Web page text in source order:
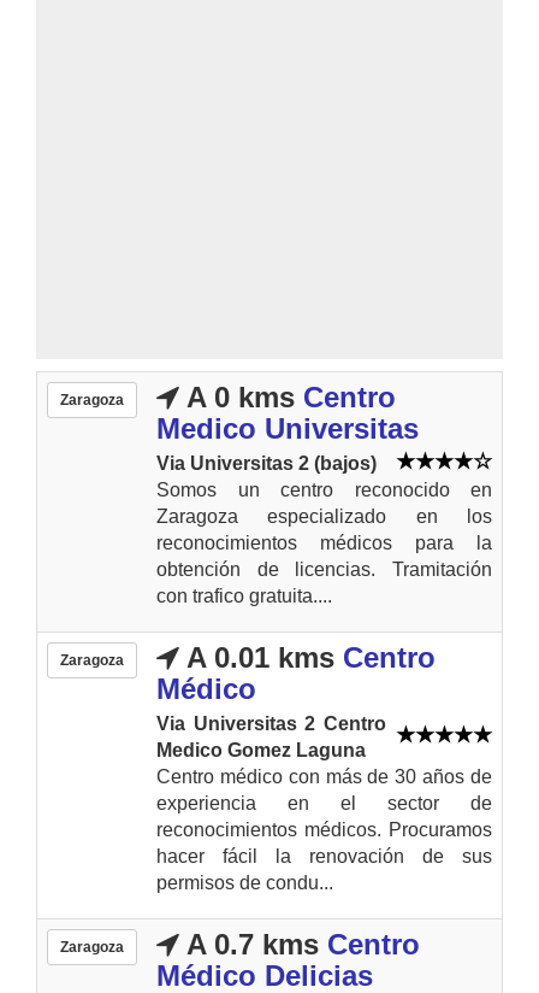
Zaragoza A 0 kms Centro
Medico Universitas
Via Universitas 2 (bajos)
Somos un centro reconocido en
Zaragoza especializado en los
reconocimientos médicos para la
obtención de licencias. Tramitación
con trafico gratuita....
Zaragoza A 0.01 kms Centro
Médico
Via Universitas 2 Centro
Medico Gomez Laguna
Centro médico con más de 30 años de
experiencia en el sector de
reconocimientos médicos. Procuramos
hacer fácil la renovación de sus
permisos de condu...
Zaragoza A 0.7 kms Centro
Médico Delicias